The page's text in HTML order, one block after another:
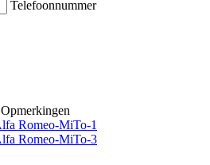
Telefoonnummer
Opmerkingen